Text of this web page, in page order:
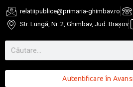
relatiipublice@primaria-ghimbav.ro
Str. Lungă, Nr. 2, Ghimbav, Jud. Brașov
Autentificare în